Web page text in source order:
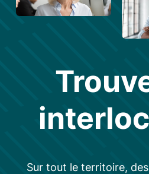
Sur tout le territoire,